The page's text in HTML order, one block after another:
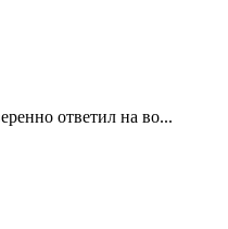
ответил на во...